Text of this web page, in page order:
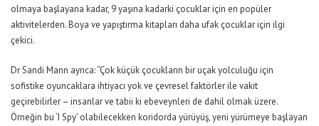
olmaya başlayana kadar, 9 yaşına kadarki çocuklar için en popüler
aktivitelerden. Boya ve yapıştırma kitapları daha ufak çocuklar için ilgi
çekici.
Dr Sandi Mann ayrıca: “Çok küçük çocukların bir uçak yolculuğu için
sofistike oyuncaklara ihtiyacı yok ve çevresel faktörler ile vakit
geçirebilirler – insanlar ve tabii ki ebeveynleri de dahil olmak üzere.
Örneğin bu ‘I Spy’ olabilecekken koridorda yürüyüş, yeni yürümeye başlayan